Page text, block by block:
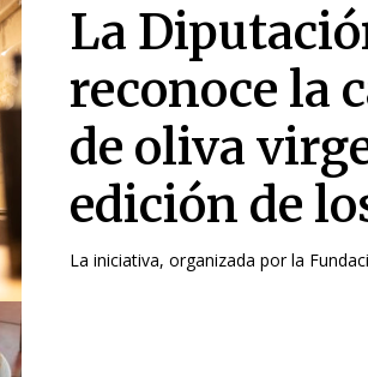
La
reconoce la
de oliva
edición de
La iniciativa, organizada por la